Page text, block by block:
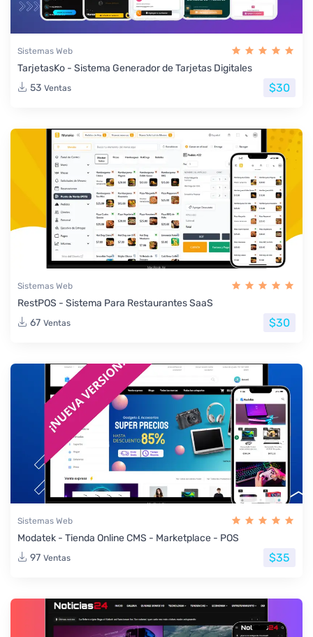
Sistemas Web
TarjetasKo - Sistema Generador de Tarjetas Digitales
53 Ventas $30
Sistemas Web
RestPOS - Sistema Para Restaurantes SaaS
67 Ventas $30
Sistemas Web
Modatek - Tienda Online CMS - Marketplace - POS
97 Ventas $35